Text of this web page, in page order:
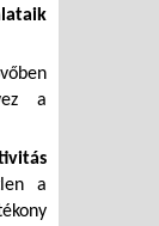
a
a